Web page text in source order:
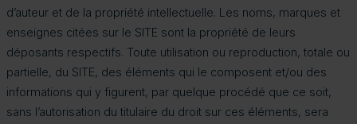
d’auteur et de la propriété intellectuelle. Les noms, marques et
enseignes citées sur le SITE sont la propriété de leurs
déposants respectifs. Toute utilisation ou reproduction, totale ou
partielle, du SITE, des éléments qui le composent et/ou des
informations qui y figurent, par quelque procédé que ce soit,
sans l’autorisation du titulaire du droit sur ces éléments, sera